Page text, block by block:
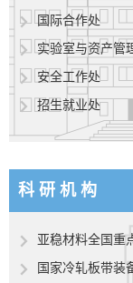
国际合作处
实验室与资产管
安全工作处
招生就业处
科 研 机 构
亚稳材料全国重
国家冷轧板带装